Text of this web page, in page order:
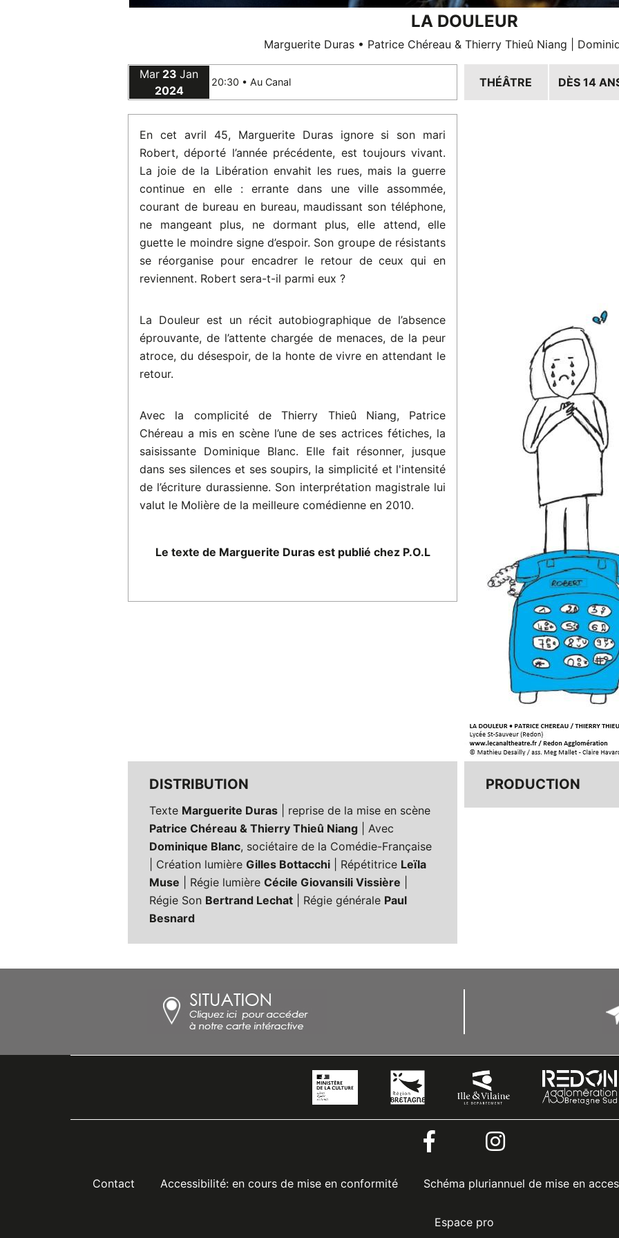
LA DOULEUR
Marguerite Duras • Patrice Chéreau & Thierry Thieû Niang |
Mar 23 Jan
2024
20:30 • Au Canal THÉÂTRE DÈS 14
En cet avril 45, Marguerite Duras ignore si son mari
Robert, déporté l’année précédente, est toujours vivant.
La joie de la Libération envahit les rues, mais la guerre
continue en elle : errante dans une ville assommée,
courant de bureau en bureau, maudissant son téléphone,
ne mangeant plus, ne dormant plus, elle attend, elle
guette le moindre signe d’espoir. Son groupe de résistants
se réorganise pour encadrer le retour de ceux qui en
reviennent. Robert sera-t-il parmi eux ?
La Douleur est un récit autobiographique de l’absence
éprouvante, de l’attente chargée de menaces, de la peur
atroce, du désespoir, de la honte de vivre en attendant le
retour.
Avec la complicité de Thierry Thieû Niang, Patrice
Chéreau a mis en scène l’une de ses actrices fétiches, la
saisissante Dominique Blanc. Elle fait résonner, jusque
dans ses silences et ses soupirs, la simplicité et l'intensité
de l’écriture durassienne. Son interprétation magistrale lui
valut le Molière de la meilleure comédienne en 2010.
Le texte de Marguerite Duras est publié chez P.O.L
DISTRIBUTION
Texte Marguerite Duras | reprise de la mise en scène
Patrice Chéreau & Thierry Thieû Niang | Avec
Dominique Blanc, sociétaire de la Comédie-Française
| Création lumière Gilles Bottacchi | Répétitrice Leïla
Muse | Régie lumière Cécile Giovansili Vissière
Régie Son Bertrand Lechat | Régie générale Paul
Besnard
PRODUCTION
Menu
Contact Accessibilité: en cours de mise en conformité Schéma pluriannuel de mise en
Espace pro